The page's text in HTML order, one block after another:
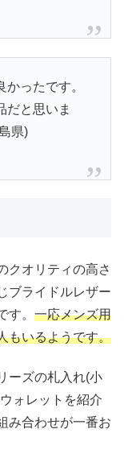
ったです。
だと思いま
県)
クオリティの高さ
ブライドルレザー
す。 一応メンズ用
もいるようです。
ーズの札入れ(小
ォレットを紹介
み合わせが一番お